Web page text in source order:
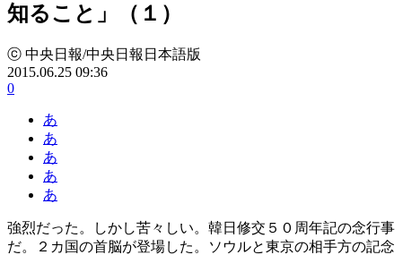
知ること」（１）
ⓒ 中央日報/中央日報日本語版
2015.06.25 09:36
0
あ
あ
あ
あ
あ
強烈だった。しかし苦々しい。韓日修交５０周年記の念行事
だ。２カ国の首脳が登場した。ソウルと東京の相手方の記念